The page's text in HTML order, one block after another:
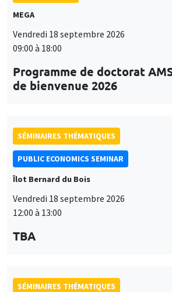
MEGA
Vendredi 18 septembre 2026
09:00 à 18:00
Programme de doctorat
de bienvenue 2026
SÉMINAIRES THÉMATIQUES
PUBLIC ECONOMICS SEMINAR
Îlot Bernard du Bois
Vendredi 18 septembre 2026
12:00 à 13:00
TBA
SÉMINAIRES THÉMATIQUES